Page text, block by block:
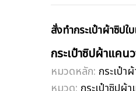
สั่งทำกระเป๋าผ้าซิป
กระเป๋าซิปผ้าแคน
หมวดหลัก: กระเป๋า